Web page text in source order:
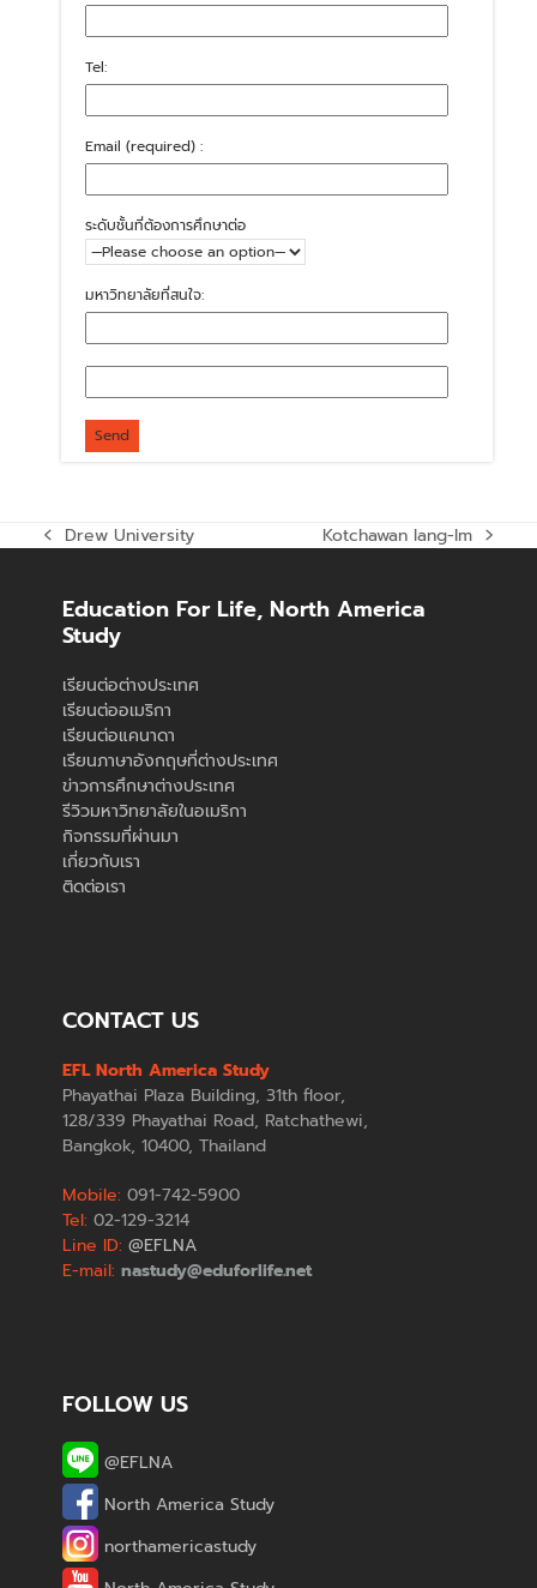
Tel:
Email (required) :
ระดับชั้นที่ต้องการศึกษาต่อ
มหาวิทยาลัยที่สนใจ:
previous
Drew University
next
Kotchawan Iang-Im
Education For Life, North America
Study
เรียนต่อต่างประเทศ
เรียนต่ออเมริกา
เรียนต่อแคนาดา
เรียนภาษาอังกฤษที่ต่างประเทศ
ข่าวการศึกษาต่างประเทศ
รีวิวมหาวิทยาลัยในอเมริกา
กิจกรรมที่ผ่านมา
เกี่ยวกับเรา
ติดต่อเรา
CONTACT US
EFL North America Study
Phayathai Plaza Building, 31th floor,
128/339 Phayathai Road, Ratchathewi,
Bangkok, 10400, Thailand
Mobile: 091-742-5900
Tel: 02-129-3214
Line ID: @EFLNA
E-mail: nastudy@eduforlife.net
FOLLOW US
@EFLNA
North America Study
northamericastudy